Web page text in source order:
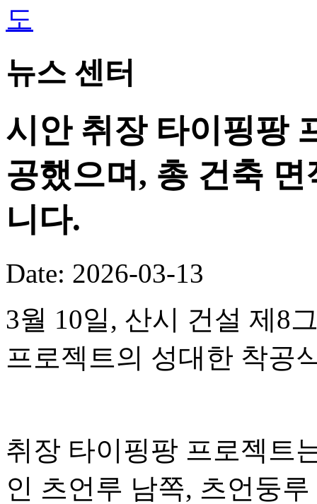
뉴스 센터
시안 취장 타이핑팡
공했으며, 총 건축
니다.
Date: 2026-03-13
3월 10일, 산시 건설 제8
프로젝트의 성대한 착공
취장 타이핑팡 프로젝트
인 츠언루 남쪽, 츠언둥